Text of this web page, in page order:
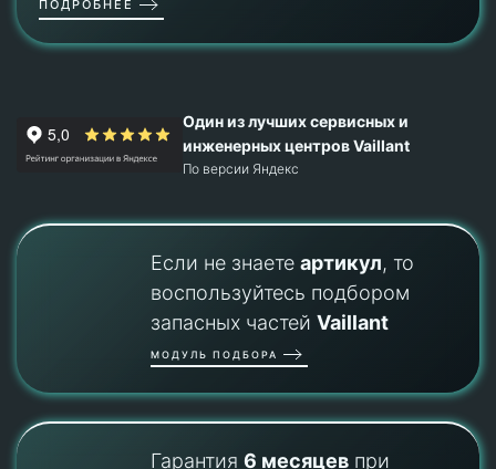
ПОДРОБНЕЕ
Один из лучших сервисных и
инженерных центров Vaillant
По версии Яндекс
Если не знаете артикул, то
воспользуйтесь подбором
запасных частей Vaillant
МОДУЛЬ ПОДБОРА
Гарантия 6 месяцевпри